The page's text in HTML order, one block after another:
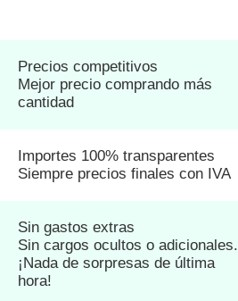
Precios competitivos
Mejor precio comprando más
cantidad
Importes 100% transparentes
Siempre precios finales con IVA
Sin gastos extras
Sin cargos ocultos o adicionales.
¡Nada de sorpresas de última
hora!